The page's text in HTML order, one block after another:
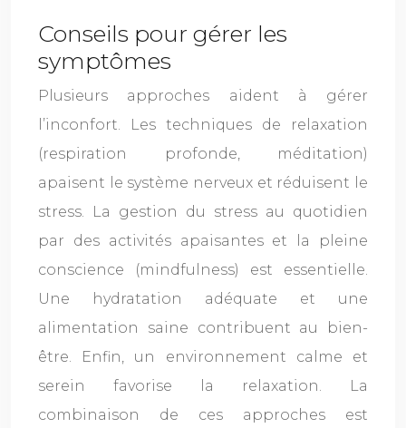
Conseils pour gérer les
symptômes
Plusieurs approches aident à gérer
l’inconfort. Les techniques de relaxation
(respiration profonde, méditation)
apaisent le système nerveux et réduisent le
stress. La gestion du stress au quotidien
par des activités apaisantes et la pleine
conscience (mindfulness) est essentielle.
Une hydratation adéquate et une
alimentation saine contribuent au bien-
être. Enfin, un environnement calme et
serein favorise la relaxation. La
combinaison de ces approches est